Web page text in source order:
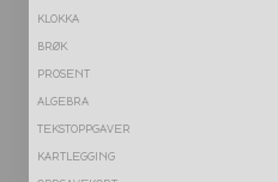
KLOKKA
BRØK
PROSENT
ALGEBRA
TEKSTOPPGAVER
KARTLEGGING